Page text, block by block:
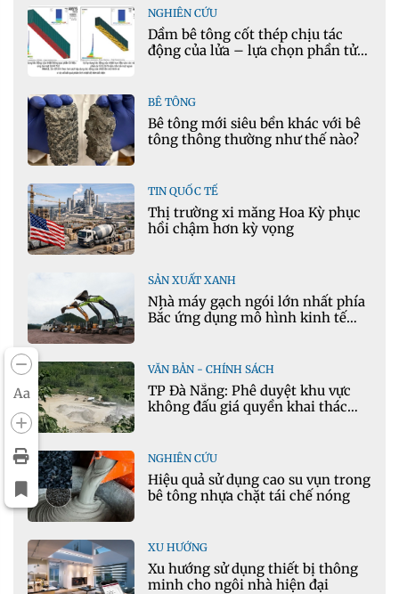
Aa
NGHIÊN CỨU
Dầm bê tông cốt thép chịu tác
động của lửa – lựa chọn phần tử
BÊ TÔNG
Bê tông mới siêu bền khác với bê
tông thông thường như thế nào?
TIN QUỐC TẾ
Thị trường xi măng Hoa Kỳ phục
hồi chậm hơn kỳ vọng
SẢN XUẤT XANH
Nhà máy gạch ngói lớn nhất phía
Bắc ứng dụng mô hình kinh tế
VĂN BẢN - CHÍNH SÁCH
TP Đà Nẵng: Phê duyệt khu vực
không đấu giá quyền khai thác
NGHIÊN CỨU
Hiệu quả sử dụng cao su vụn trong
bê tông nhựa chặt tái chế nóng
XU HƯỚNG
Xu hướng sử dụng thiết bị thông
minh cho ngôi nhà hiện đại